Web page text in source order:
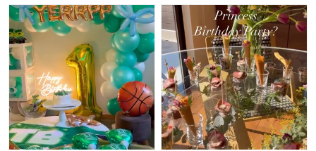
リトルレモネード @doubleknot_
party の
出張パーティープランで
デコレーションのお手伝いをさせ
ていただきました。
舞台はお台場にある @citycircuit.t
okyobay
貸し切りプランで本物のカート体
験をしながらの
バースデーパーティー！
ゲーム🎮テーマ。
息子も9歳からずっとゲームが続
き、
マリオ、フォートナイト、マイク
ラ…
で12歳の誕生日はスマブラがテ
ーマでした。
この頃ヘリウムガスが世界的に供
給薄で
価格も高騰中だったので、